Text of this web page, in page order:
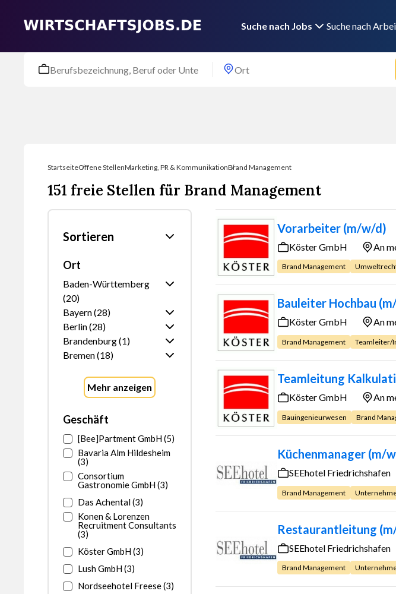
Suche nach Jobs Suche nach
StartseiteOffene StellenMarketing, PR & KommunikationBrand Management
151 freie Stellen für Brand Management
Sortieren
Nach was
möchten Sie
sortieren?
Ort
Baden-Württemberg
(20)
Ganz Baden-
Württemberg
Mannheim 1
Heddesheim
Heidelberg 1
Walldorf 1
Tübingen
Aalen 1
Karlsruhe
Ettlingen 2
Kirchzarten 1
Häusern 3
Schluchsee 1
Friedrichshafen
Bayern (28)
Ganz Bayern
München
Garmisch-
Grassau 3
Ingolstadt
Hallbergmoos 1
Augsburg 3
Thaining 1
Memmingen 1
Berlin (28)
Ganz Berlin
Brandenburg (1)
Ganz Brandenburg
Bremen (18)
Mehr anzeigen
Geschäft
[Bee]Partment GmbH (5)
Bavaria Alm Hildesheim
(3)
Consortium
Gastronomie GmbH (3)
Das Achental (3)
Konen & Lorenzen
Recruitment Consultants
(3)
Köster GmbH (3)
Lush GmbH (3)
Nordseehotel Freese (3)
Vorarbeiter (m/w/d)
Köster GmbH An
Brand Management
Bauleiter Hochbau
Köster GmbH An
Brand Management Teamleiter/
Teamleitung
Köster GmbH An
Bauingenieurwesen Brand
Küchenmanager (m/
SEEhotel Friedrichshafen
Brand Management
Restaurantleitung
SEEhotel Friedrichshafen
Brand Management